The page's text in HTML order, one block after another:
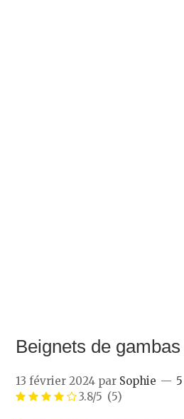
Beignets de gambas
13 février 2024 par Sophie
3.8/5 (5)